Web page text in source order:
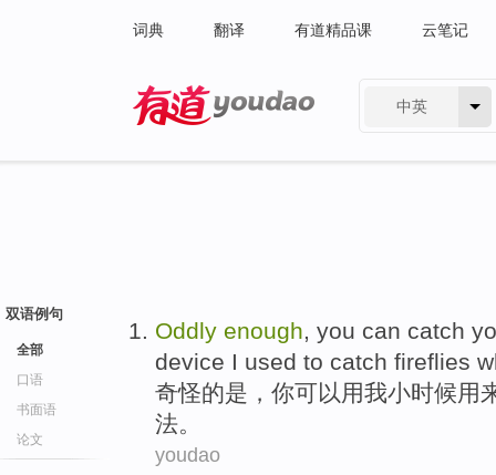
词典 翻译 有道精品课 云笔记
中英
双语例句
全部
口语
书面语
论文
Oddly enough, you can catch
device I used to catch fireflies
奇怪的是， 你可以用我小时候用
法。
youdao